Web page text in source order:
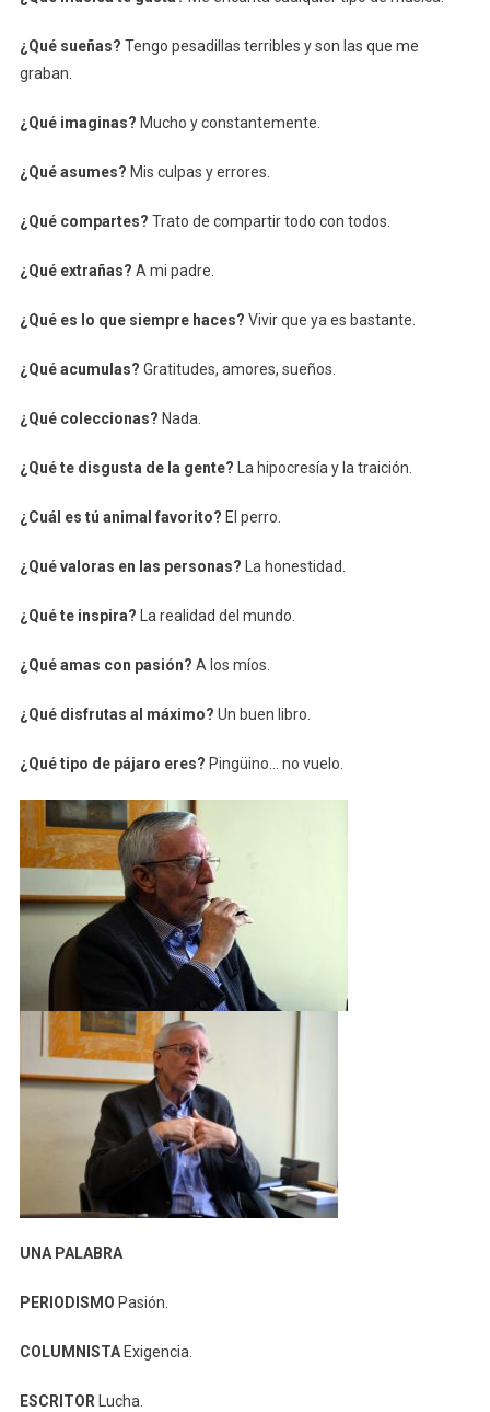
¿Qué sueñas? Tengo pesadillas terribles y son las que me
graban.
¿Qué imaginas? Mucho y constantemente.
¿Qué asumes? Mis culpas y errores.
¿Qué compartes? Trato de compartir todo con todos.
¿Qué extrañas? A mi padre.
¿Qué es lo que siempre haces? Vivir que ya es bastante.
¿Qué acumulas? Gratitudes, amores, sueños.
¿Qué coleccionas? Nada.
¿Qué te disgusta de la gente? La hipocresía y la traición.
¿Cuál es tú animal favorito? El perro.
¿Qué valoras en las personas? La honestidad.
¿Qué te inspira? La realidad del mundo.
¿Qué amas con pasión? A los míos.
¿Qué disfrutas al máximo? Un buen libro.
¿Qué tipo de pájaro eres? Pingüino… no vuelo.
UNA PALABRA
PERIODISMO Pasión.
COLUMNISTAExigencia.
ESCRITORLucha.